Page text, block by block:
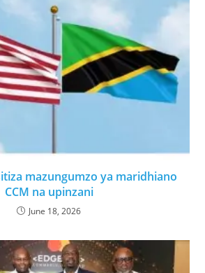
mazungumzo ya maridhiano
CCM na upinzani
June 18, 2026